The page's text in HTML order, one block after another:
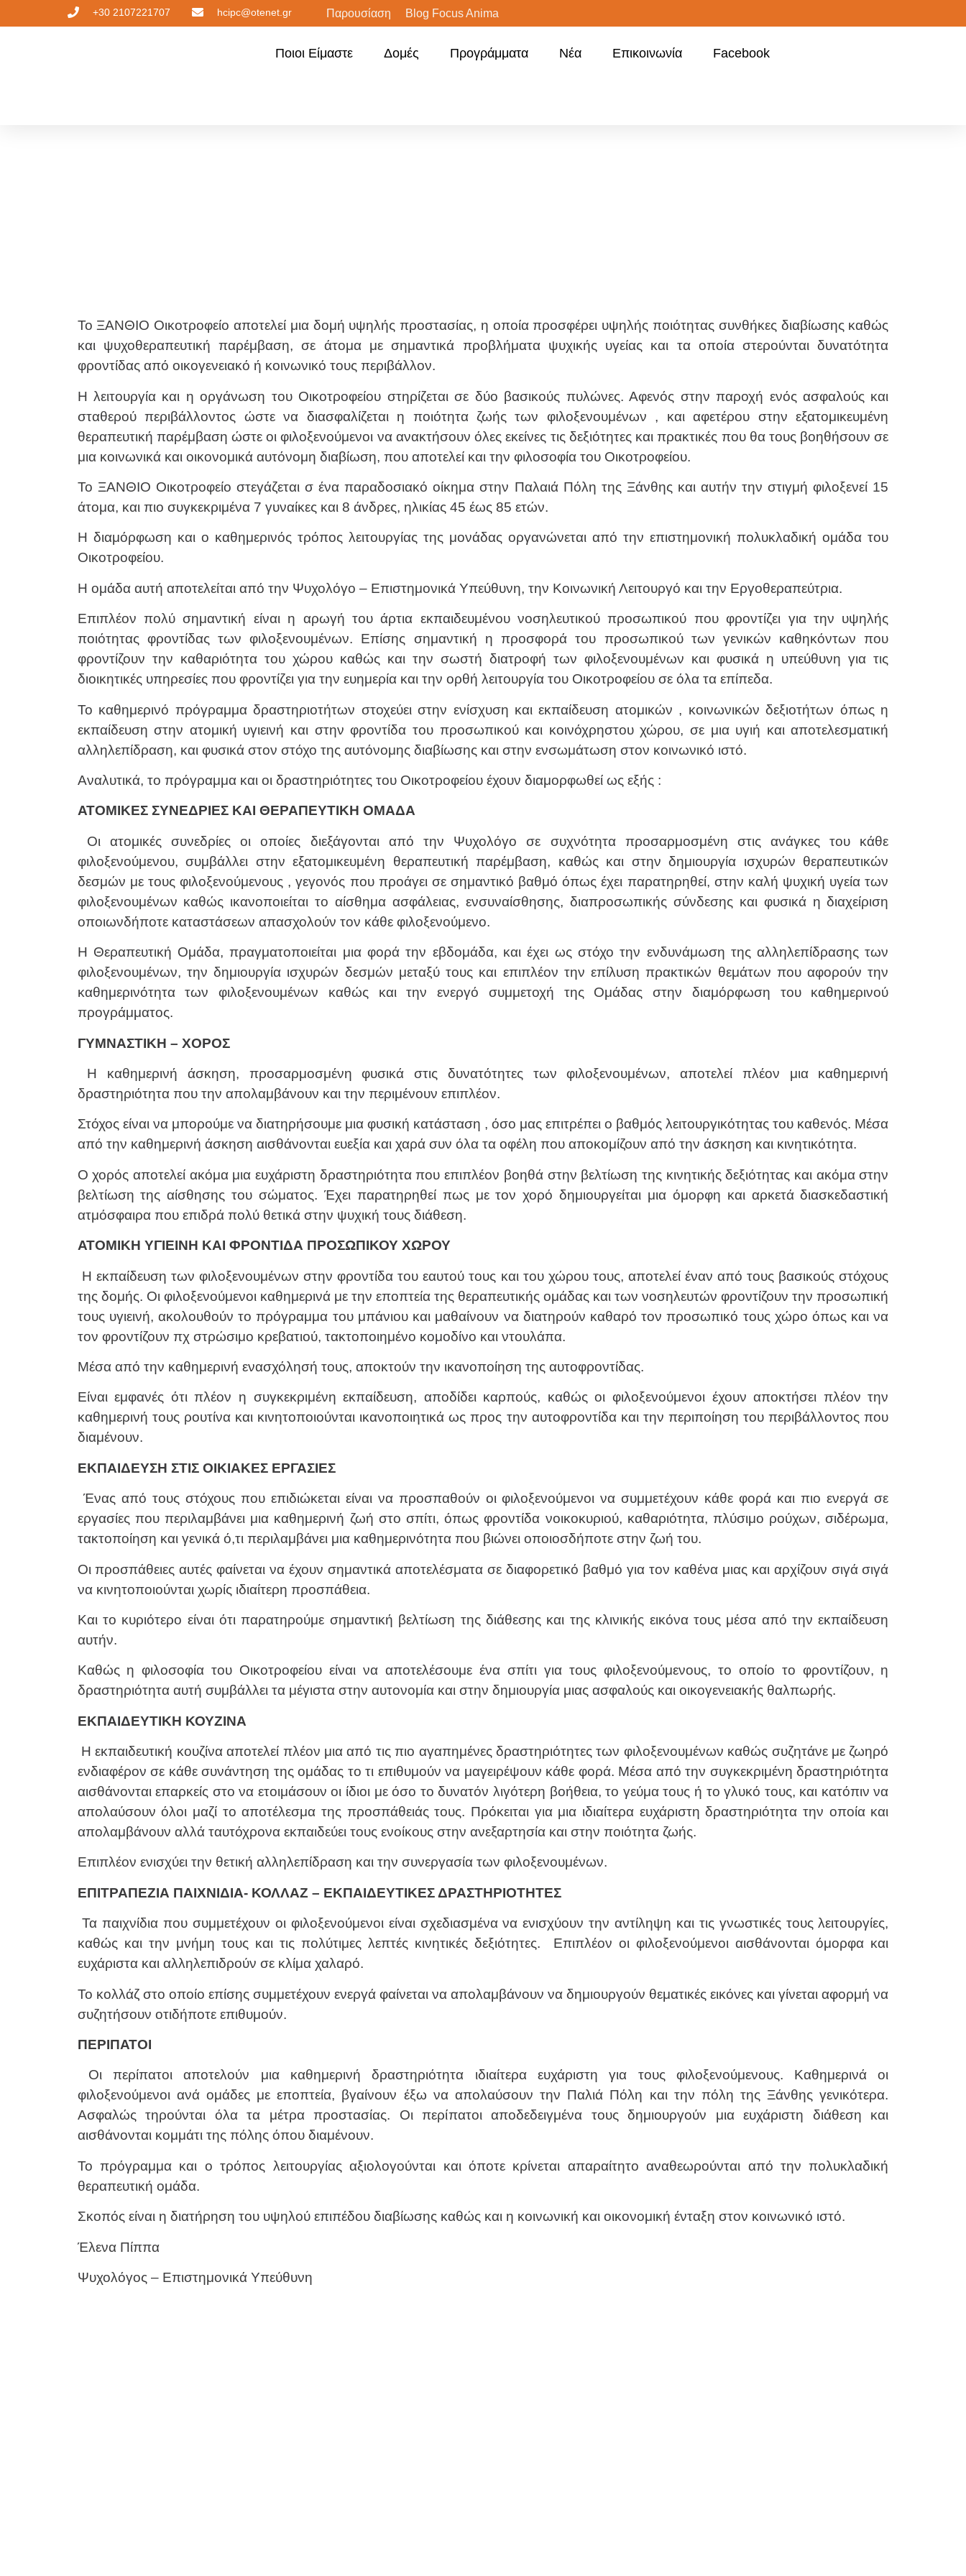
+30 2107221707 hcipc@otenet.gr Παρουσίαση Blog Focus Anima
Ποιοι Είμαστε Δομές Προγράμματα Νέα Επικοινωνία Facebook
Το ΞΑΝΘΙΟ Οικοτροφείο αποτελεί μια δομή υψηλής προστασίας, η οποία προσφέρει υψηλής ποιότητας συνθήκες διαβίωσης καθώς
και ψυχοθεραπευτική παρέμβαση, σε άτομα με σημαντικά προβλήματα ψυχικής υγείας και τα οποία στερούνται δυνατότητα
φροντίδας από οικογενειακό ή κοινωνικό τους περιβάλλον.
Η λειτουργία και η οργάνωση του Οικοτροφείου στηρίζεται σε δύο βασικούς πυλώνες. Αφενός στην παροχή ενός ασφαλούς και
σταθερού περιβάλλοντος ώστε να διασφαλίζεται η ποιότητα ζωής των φιλοξενουμένων , και αφετέρου στην εξατομικευμένη
θεραπευτική παρέμβαση ώστε οι φιλοξενούμενοι να ανακτήσουν όλες εκείνες τις δεξιότητες και πρακτικές που θα τους βοηθήσουν σε
μια κοινωνικά και οικονομικά αυτόνομη διαβίωση, που αποτελεί και την φιλοσοφία του Οικοτροφείου.
Το ΞΑΝΘΙΟ Οικοτροφείο στεγάζεται σ ένα παραδοσιακό οίκημα στην Παλαιά Πόλη της Ξάνθης και αυτήν την στιγμή φιλοξενεί 15
άτομα, και πιο συγκεκριμένα 7 γυναίκες και 8 άνδρες, ηλικίας 45 έως 85 ετών.
Η διαμόρφωση και ο καθημερινός τρόπος λειτουργίας της μονάδας οργανώνεται από την επιστημονική πολυκλαδική ομάδα του
Οικοτροφείου.
Η ομάδα αυτή αποτελείται από την Ψυχολόγο – Επιστημονικά Υπεύθυνη, την Κοινωνική Λειτουργό και την Εργοθεραπεύτρια.
Επιπλέον πολύ σημαντική είναι η αρωγή του άρτια εκπαιδευμένου νοσηλευτικού προσωπικού που φροντίζει για την υψηλής
ποιότητας φροντίδας των φιλοξενουμένων. Επίσης σημαντική η προσφορά του προσωπικού των γενικών καθηκόντων που
φροντίζουν την καθαριότητα του χώρου καθώς και την σωστή διατροφή των φιλοξενουμένων και φυσικά η υπεύθυνη για τις
διοικητικές υπηρεσίες που φροντίζει για την ευημερία και την ορθή λειτουργία του Οικοτροφείου σε όλα τα επίπεδα.
Το καθημερινό πρόγραμμα δραστηριοτήτων στοχεύει στην ενίσχυση και εκπαίδευση ατομικών , κοινωνικών δεξιοτήτων όπως η
εκπαίδευση στην ατομική υγιεινή και στην φροντίδα του προσωπικού και κοινόχρηστου χώρου, σε μια υγιή και αποτελεσματική
αλληλεπίδραση, και φυσικά στον στόχο της αυτόνομης διαβίωσης και στην ενσωμάτωση στον κοινωνικό ιστό.
Αναλυτικά, το πρόγραμμα και οι δραστηριότητες του Οικοτροφείου έχουν διαμορφωθεί ως εξής :
ΑΤΟΜΙΚΕΣ ΣΥΝΕΔΡΙΕΣ ΚΑΙ ΘΕΡΑΠΕΥΤΙΚΗ ΟΜΑΔΑ
Οι ατομικές συνεδρίες οι οποίες διεξάγονται από την Ψυχολόγο σε συχνότητα προσαρμοσμένη στις ανάγκες του κάθε
φιλοξενούμενου, συμβάλλει στην εξατομικευμένη θεραπευτική παρέμβαση, καθώς και στην δημιουργία ισχυρών θεραπευτικών
δεσμών με τους φιλοξενούμενους , γεγονός που προάγει σε σημαντικό βαθμό όπως έχει παρατηρηθεί, στην καλή ψυχική υγεία των
φιλοξενουμένων καθώς ικανοποιείται το αίσθημα ασφάλειας, ενσυναίσθησης, διαπροσωπικής σύνδεσης και φυσικά η διαχείριση
οποιωνδήποτε καταστάσεων απασχολούν τον κάθε φιλοξενούμενο.
Η Θεραπευτική Ομάδα, πραγματοποιείται μια φορά την εβδομάδα, και έχει ως στόχο την ενδυνάμωση της αλληλεπίδρασης των
φιλοξενουμένων, την δημιουργία ισχυρών δεσμών μεταξύ τους και επιπλέον την επίλυση πρακτικών θεμάτων που αφορούν την
καθημερινότητα των φιλοξενουμένων καθώς και την ενεργό συμμετοχή της Ομάδας στην διαμόρφωση του καθημερινού
προγράμματος.
ΓΥΜΝΑΣΤΙΚΗ – ΧΟΡΟΣ
Η καθημερινή άσκηση, προσαρμοσμένη φυσικά στις δυνατότητες των φιλοξενουμένων, αποτελεί πλέον μια καθημερινή
δραστηριότητα που την απολαμβάνουν και την περιμένουν επιπλέον.
Στόχος είναι να μπορούμε να διατηρήσουμε μια φυσική κατάσταση , όσο μας επιτρέπει ο βαθμός λειτουργικότητας του καθενός. Μέσα
από την καθημερινή άσκηση αισθάνονται ευεξία και χαρά συν όλα τα οφέλη που αποκομίζουν από την άσκηση και κινητικότητα.
Ο χορός αποτελεί ακόμα μια ευχάριστη δραστηριότητα που επιπλέον βοηθά στην βελτίωση της κινητικής δεξιότητας και ακόμα στην
βελτίωση της αίσθησης του σώματος. Έχει παρατηρηθεί πως με τον χορό δημιουργείται μια όμορφη και αρκετά διασκεδαστική
ατμόσφαιρα που επιδρά πολύ θετικά στην ψυχική τους διάθεση.
ΑΤΟΜΙΚΗ ΥΓΙΕΙΝΗ ΚΑΙ ΦΡΟΝΤΙΔΑ ΠΡΟΣΩΠΙΚΟΥ ΧΩΡΟΥ
Η εκπαίδευση των φιλοξενουμένων στην φροντίδα του εαυτού τους και του χώρου τους, αποτελεί έναν από τους βασικούς στόχους
της δομής. Οι φιλοξενούμενοι καθημερινά με την εποπτεία της θεραπευτικής ομάδας και των νοσηλευτών φροντίζουν την προσωπική
τους υγιεινή, ακολουθούν το πρόγραμμα του μπάνιου και μαθαίνουν να διατηρούν καθαρό τον προσωπικό τους χώρο όπως και να
τον φροντίζουν πχ στρώσιμο κρεβατιού, τακτοποιημένο κομοδίνο και ντουλάπα.
Μέσα από την καθημερινή ενασχόλησή τους, αποκτούν την ικανοποίηση της αυτοφροντίδας.
Είναι εμφανές ότι πλέον η συγκεκριμένη εκπαίδευση, αποδίδει καρπούς, καθώς οι φιλοξενούμενοι έχουν αποκτήσει πλέον την
καθημερινή τους ρουτίνα και κινητοποιούνται ικανοποιητικά ως προς την αυτοφροντίδα και την περιποίηση του περιβάλλοντος που
διαμένουν.
ΕΚΠΑΙΔΕΥΣΗ ΣΤΙΣ ΟΙΚΙΑΚΕΣ ΕΡΓΑΣΙΕΣ
Ένας από τους στόχους που επιδιώκεται είναι να προσπαθούν οι φιλοξενούμενοι να συμμετέχουν κάθε φορά και πιο ενεργά σε
εργασίες που περιλαμβάνει μια καθημερινή ζωή στο σπίτι, όπως φροντίδα νοικοκυριού, καθαριότητα, πλύσιμο ρούχων, σιδέρωμα,
τακτοποίηση και γενικά ό,τι περιλαμβάνει μια καθημερινότητα που βιώνει οποιοσδήποτε στην ζωή του.
Οι προσπάθειες αυτές φαίνεται να έχουν σημαντικά αποτελέσματα σε διαφορετικό βαθμό για τον καθένα μιας και αρχίζουν σιγά σιγά
να κινητοποιούνται χωρίς ιδιαίτερη προσπάθεια.
Και το κυριότερο είναι ότι παρατηρούμε σημαντική βελτίωση της διάθεσης και της κλινικής εικόνα τους μέσα από την εκπαίδευση
αυτήν.
Καθώς η φιλοσοφία του Οικοτροφείου είναι να αποτελέσουμε ένα σπίτι για τους φιλοξενούμενους, το οποίο το φροντίζουν, η
δραστηριότητα αυτή συμβάλλει τα μέγιστα στην αυτονομία και στην δημιουργία μιας ασφαλούς και οικογενειακής θαλπωρής.
ΕΚΠΑΙΔΕΥΤΙΚΗ ΚΟΥΖΙΝΑ
Η εκπαιδευτική κουζίνα αποτελεί πλέον μια από τις πιο αγαπημένες δραστηριότητες των φιλοξενουμένων καθώς συζητάνε με ζωηρό
ενδιαφέρον σε κάθε συνάντηση της ομάδας το τι επιθυμούν να μαγειρέψουν κάθε φορά. Μέσα από την συγκεκριμένη δραστηριότητα
αισθάνονται επαρκείς στο να ετοιμάσουν οι ίδιοι με όσο το δυνατόν λιγότερη βοήθεια, το γεύμα τους ή το γλυκό τους, και κατόπιν να
απολαύσουν όλοι μαζί το αποτέλεσμα της προσπάθειάς τους. Πρόκειται για μια ιδιαίτερα ευχάριστη δραστηριότητα την οποία και
απολαμβάνουν αλλά ταυτόχρονα εκπαιδεύει τους ενοίκους στην ανεξαρτησία και στην ποιότητα ζωής.
Επιπλέον ενισχύει την θετική αλληλεπίδραση και την συνεργασία των φιλοξενουμένων.
ΕΠΙΤΡΑΠΕΖΙΑ ΠΑΙΧΝΙΔΙΑ- ΚΟΛΛΑΖ – ΕΚΠΑΙΔΕΥΤΙΚΕΣ ΔΡΑΣΤΗΡΙΟΤΗΤΕΣ
Τα παιχνίδια που συμμετέχουν οι φιλοξενούμενοι είναι σχεδιασμένα να ενισχύουν την αντίληψη και τις γνωστικές τους λειτουργίες,
καθώς και την μνήμη τους και τις πολύτιμες λεπτές κινητικές δεξιότητες. Επιπλέον οι φιλοξενούμενοι αισθάνονται όμορφα και
ευχάριστα και αλληλεπιδρούν σε κλίμα χαλαρό.
Το κολλάζ στο οποίο επίσης συμμετέχουν ενεργά φαίνεται να απολαμβάνουν να δημιουργούν θεματικές εικόνες και γίνεται αφορμή να
συζητήσουν οτιδήποτε επιθυμούν.
ΠΕΡΙΠΑΤΟΙ
Οι περίπατοι αποτελούν μια καθημερινή δραστηριότητα ιδιαίτερα ευχάριστη για τους φιλοξενούμενους. Καθημερινά οι
φιλοξενούμενοι ανά ομάδες με εποπτεία, βγαίνουν έξω να απολαύσουν την Παλιά Πόλη και την πόλη της Ξάνθης γενικότερα.
Ασφαλώς τηρούνται όλα τα μέτρα προστασίας. Οι περίπατοι αποδεδειγμένα τους δημιουργούν μια ευχάριστη διάθεση και
αισθάνονται κομμάτι της πόλης όπου διαμένουν.
Το πρόγραμμα και ο τρόπος λειτουργίας αξιολογούνται και όποτε κρίνεται απαραίτητο αναθεωρούνται από την πολυκλαδική
θεραπευτική ομάδα.
Σκοπός είναι η διατήρηση του υψηλού επιπέδου διαβίωσης καθώς και η κοινωνική και οικονομική ένταξη στον κοινωνικό ιστό.
Έλενα Πίππα
Ψυχολόγος – Επιστημονικά Υπεύθυνη